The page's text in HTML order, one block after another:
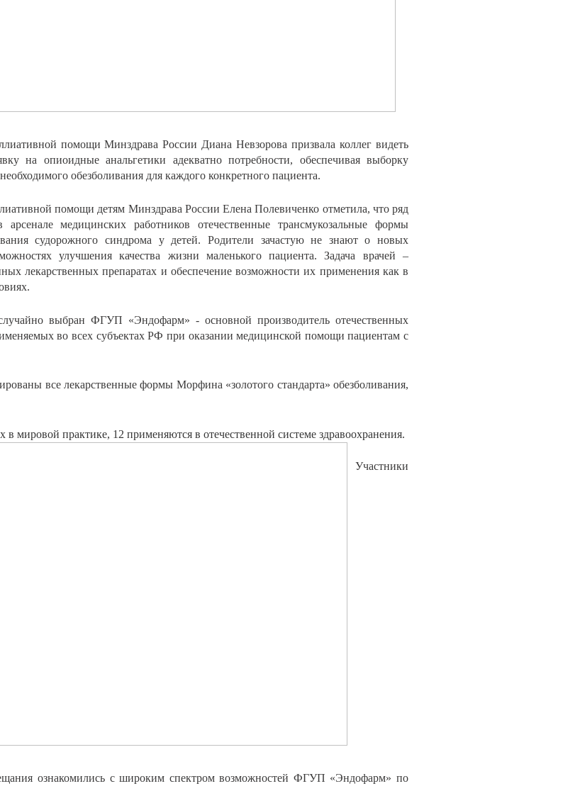
помощи Минздрава России Диана Невзорова призвала коллег видеть
на опиоидные анальгетики адекватно потребности, обеспечивая выборку
обезболивания для каждого конкретного пациента.
помощи детям Минздрава России Елена Полевиченко отметила, что ряд
медицинских работников отечественные трансмукозальные формы
судорожного синдрома у детей. Родители зачастую не знают о новых
улучшения качества жизни маленького пациента. Задача врачей –
лекарственных препаратах и обеспечение возможности их применения как в
выбран ФГУП «Эндофарм» - основной производитель отечественных
во всех субъектах РФ при оказании медицинской помощи пациентам с
все лекарственные формы Морфина «золотого стандарта» обезболивания,
мировой практике, 12 применяются в отечественной системе здравоохранения.
Участники
ознакомились с широким спектром возможностей ФГУП «Эндофарм» по